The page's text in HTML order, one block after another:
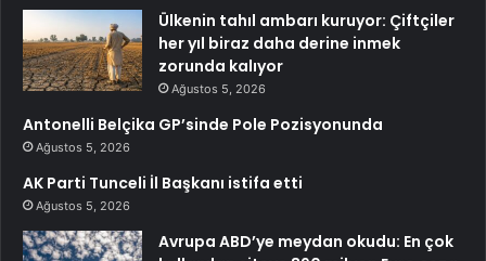
Ülkenin tahıl ambarı kuruyor: Çiftçiler
her yıl biraz daha derine inmek
zorunda kalıyor
Ağustos 5, 2026
Antonelli Belçika GP’sinde Pole Pozisyonunda
Ağustos 5, 2026
AK Parti Tunceli İl Başkanı istifa etti
Ağustos 5, 2026
Avrupa ABD’ye meydan okudu: En çok